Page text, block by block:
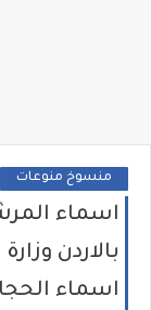
منسوخ منوعات
اسماء
اسماء الحجاج